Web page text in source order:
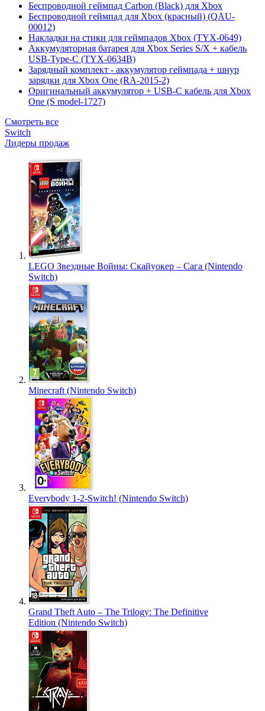
Беспроводной геймпад Carbon (Black) для Xbox
Беспроводной геймпад для Xbox (красный) (QAU-
00012)
Накладки на стики для геймпадов Xbox (TYX-0649)
Аккумуляторная батарея для Xbox Series S/X + кабель
USB-Type-C (TYX-0634B)
Зарядный комплект - аккумулятор геймпада + шнур
зарядки для Xbox One (RA-2015-2)
Оригинальный аккумулятор + USB-C кабель для Xbox
One (S model-1727)
Смотреть все
Switch
Лидеры продаж
LEGO Звездные Войны: Скайуокер – Сага (Nintendo
Switch)
Minecraft (Nintendo Switch)
Everybody 1-2-Switch! (Nintendo Switch)
Grand Theft Auto – The Trilogy: The Definitive
Edition (Nintendo Switch)